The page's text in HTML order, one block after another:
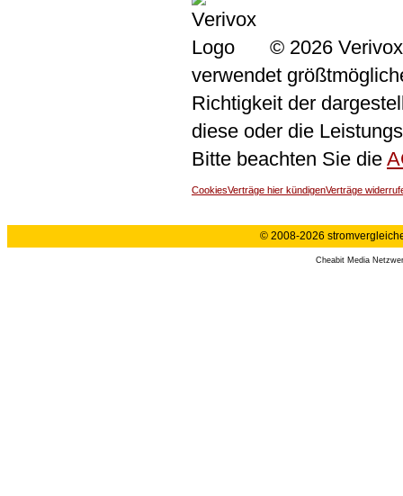
© 2026
verwendet
Richtigkeit der
diese oder die
Bitte beachten Sie die
CookiesVerträge hier kündigenVerträge
© 2008-2026
Cheabit Media